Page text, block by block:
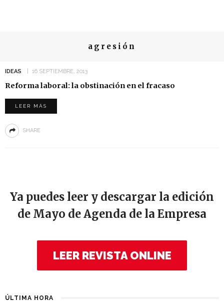
agresión
IDEAS 16 SEPTIEMBRE, 2013
Reforma laboral: la obstinación en el fracaso
LEER MÁS
SHARE
Ya puedes leer y descargar la edición
de Mayo de Agenda de la Empresa
LEER REVISTA ONLINE
ÚLTIMA HORA